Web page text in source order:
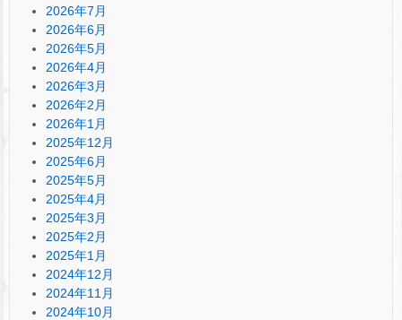
2026年7月
2026年6月
2026年5月
2026年4月
2026年3月
2026年2月
2026年1月
2025年12月
2025年6月
2025年5月
2025年4月
2025年3月
2025年2月
2025年1月
2024年12月
2024年11月
2024年10月